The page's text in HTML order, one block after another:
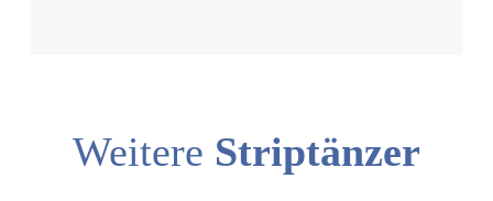
Weitere Striptänzer